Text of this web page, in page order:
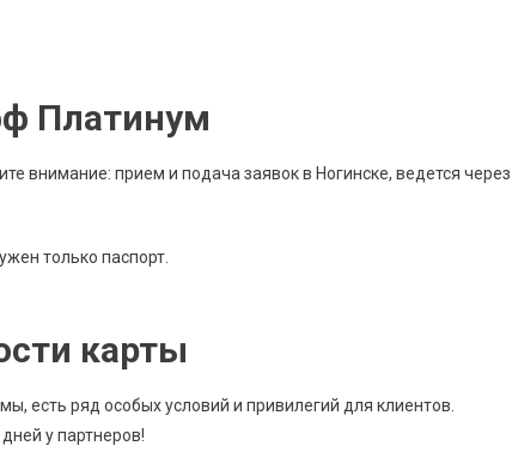
Платинум
внимание: прием и подача заявок в Ногинске, ведется через
только паспорт.
карты
есть ряд особых условий и привилегий для клиентов.
у партнеров!